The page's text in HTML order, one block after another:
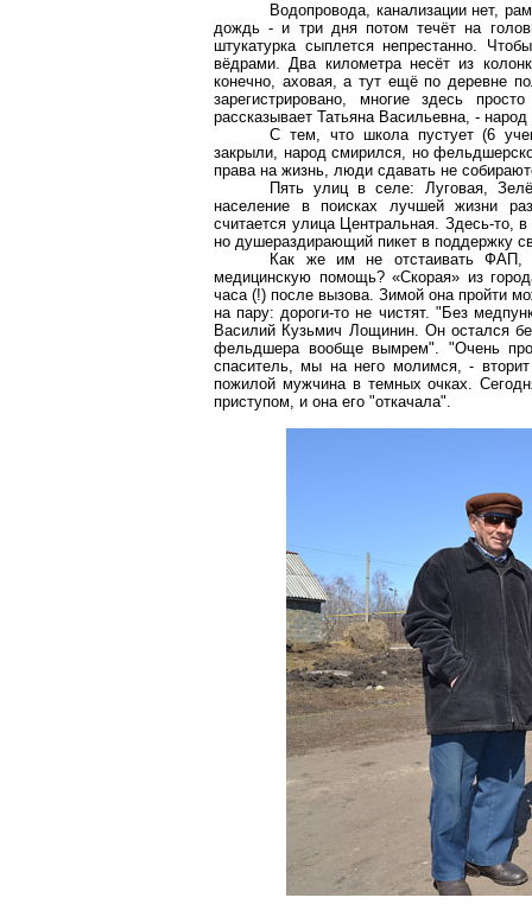
Водопровода, канализации нет,
дождь - и три дня потом течёт на
штукатурка сыплется непрестанно.
вёдрами. Два километра несёт из
конечно, аховая, а тут ещё по деревне
зарегистрировано, многие здесь
рассказывает Татьяна Васильевна, -
С тем, что школа пустует (6
закрыли, народ смирился, но
права на жизнь, люди сдавать не
Пять улиц в селе: Луговая,
население в поисках лучшей жизни
считается улица Центральная. Здесь-то,
но душераздирающий пикет в поддержку
Как же им не отстаивать ФАП,
медицинскую помощь? «Скорая» из
часа (!) после вызова. Зимой она пройти
на пару: дороги-то не чистят. "Без
Василий Кузьмич Лощинин. Он остался
фельдшера вообще вымрем". "Очень
спаситель, мы на него молимся, -
пожилой мужчина в темных очках.
приступом, и она его "откачала".